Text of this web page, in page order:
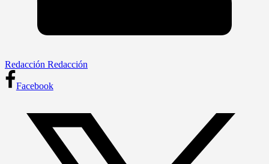
Redacción Redacción
Facebook